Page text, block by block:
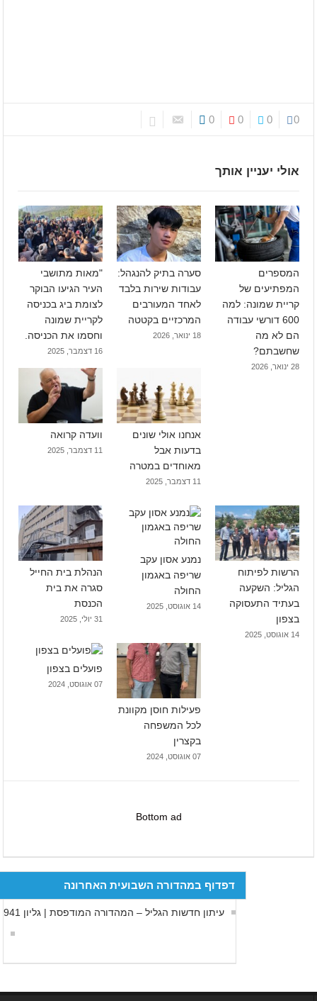
0
0
0
0
אולי יעניין אותך
המספרים
המפתיעים של
קריית שמונה: למה
600 דורשי עבודה
הם לא מה
שחשבתם?
28 ינואר, 2026
סערה בתיק להנגהל:
עבודות שירות בלבד
לאחד המעורבים
המרכזיים בקטטה
18 ינואר, 2026
"מאות מתושבי
העיר הגיעו הבוקר
לצומת ביג בכניסה
לקריית שמונה
וחסמו את הכניסה.
16 דצמבר, 2025
אנחנו אולי שונים
בדעות אבל
מאוחדים במטרה
11 דצמבר, 2025
וועדה קרואה
11 דצמבר, 2025
הרשות לפיתוח
הגליל: השקעה
בעתיד התעסוקה
בצפון
14 אוגוסט, 2025
נמנע אסון עקב
שריפה באגמון
החולה
14 אוגוסט, 2025
הנהלת בית החייל
סגרה את בית
הכנסת
31 יולי, 2025
פעילות חוסן מקוונת
לכל המשפחה
בקצרין
07 אוגוסט, 2024
פועלים בצפון
07 אוגוסט, 2024
Bottom ad
דפדוף במהדורה השבועית האחרונה
עיתון חדשות הגליל – המהדורה המודפסת | גליון 941